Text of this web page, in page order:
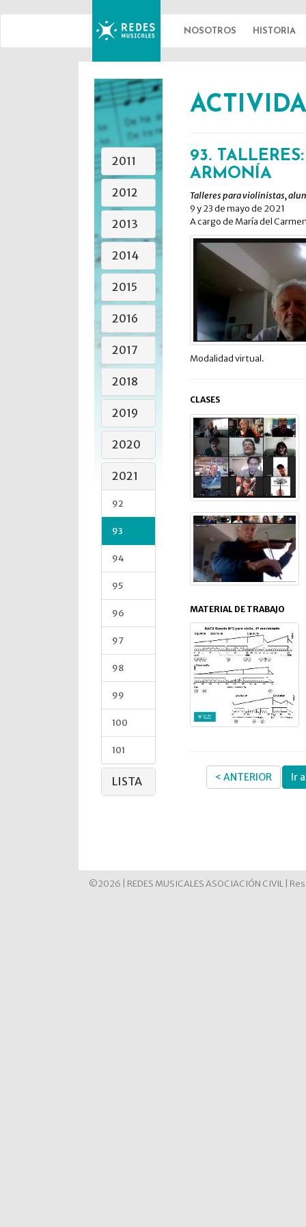
MUSICALES
NOSOTROS HISTORIA
2011
2012
2013
2014
2015
2016
2017
2018
2019
2020
2021
92
93
94
95
96
97
98
99
100
101
LISTA
93.
ARMONÍA
Talleres para violinistas,
9 y 23 de mayo de 2021
A cargo de María del
Modalidad virtual.
CLASES
MATERIAL DE TRABAJO
< ANTERIOR Ir
©2026 | REDES MUSICALES ASOCIACIÓN CIVIL |